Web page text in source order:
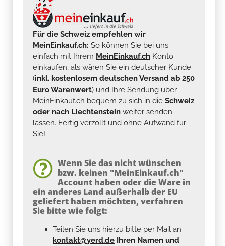
Für die Schweiz empfehlen wir
MeinEinkauf.ch: So können Sie bei uns
einfach mit Ihrem MeinEinkauf.ch Konto
einkaufen, als wären Sie ein deutscher Kunde
(inkl. kostenlosem deutschen Versand ab 250
Euro Warenwert) und Ihre Sendung über
MeinEinkauf.ch bequem zu sich in die Schweiz
oder nach Liechtenstein weiter senden
lassen. Fertig verzollt und ohne Aufwand für
Sie!
Wenn Sie das nicht wünschen
bzw. keinen "MeinEinkauf.ch"
Account haben oder die Ware in
ein anderes Land außerhalb der EU
geliefert haben möchten, verfahren
Sie bitte wie folgt:
Teilen Sie uns hierzu bitte per Mail an
kontakt@yerd.de Ihren Namen und